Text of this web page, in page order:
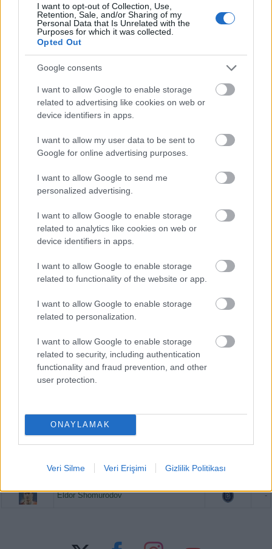
I want to opt-out of Collection, Use,
Retention, Sale, and/or Sharing of my
Personal Data that Is Unrelated with the
Purposes for which it was collected.
Opted Out
Google consents
I want to allow Google to enable storage
related to advertising like cookies on web or
device identifiers in apps.
I want to allow my user data to be sent to
Google for online advertising purposes.
I want to allow Google to send me
personalized advertising.
I want to allow Google to enable storage
related to analytics like cookies on web or
device identifiers in apps.
I want to allow Google to enable storage
related to functionality of the website or app.
I want to allow Google to enable storage
related to personalization.
I want to allow Google to enable storage
related to security, including authentication
functionality and fraud prevention, and other
user protection.
ONAYLAMAK
Veri Silme Veri Erişimi Gizlilik Politikası
EN DEĞERLI TOP 5
Victor Osimhen
Orkun Kökçü 21.120.000
Eldor Shomurodov
PUAN BAZINDA TOP 5
Mason Greenwood
Orkun Kökçü
Paul Onuachu
Eldor Shomurodov -